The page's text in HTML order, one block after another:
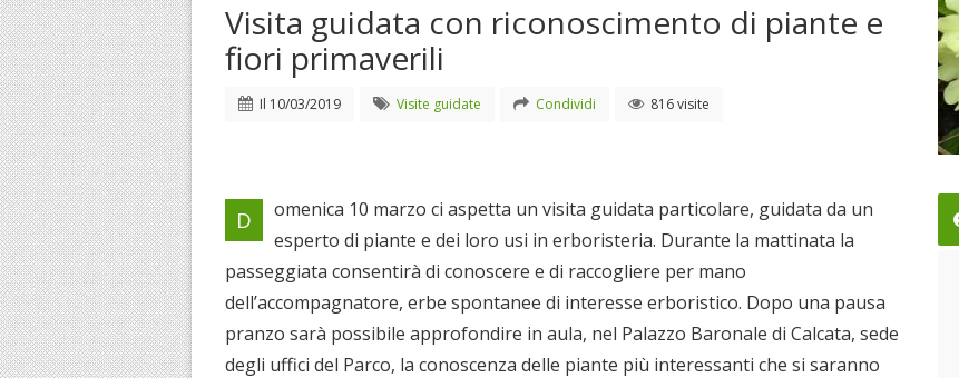
Visita guidata con riconoscimento di piante e
fiori primaverili
Il 10/03/2019 Visite guidate Condividi 816 visite
D
omenica 10 marzo ci aspetta un visita guidata particolare, guidata da un
esperto di piante e dei loro usi in erboristeria. Durante la mattinata la
passeggiata consentirà di conoscere e di raccogliere per mano
dell’accompagnatore, erbe spontanee di interesse erboristico. Dopo una pausa
pranzo sarà possibile approfondire in aula, nel Palazzo Baronale di Calcata, sede
degli uffici del Parco, la conoscenza delle piante più interessanti che si saranno